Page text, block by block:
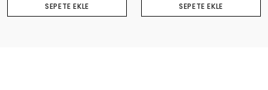
SEPETE EKLE SEPETE EKLE